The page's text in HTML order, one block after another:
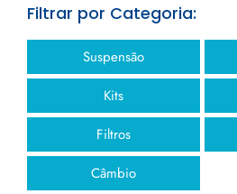
Filtrar por Categoria:
Suspensão
Kits
Filtros
Câmbio